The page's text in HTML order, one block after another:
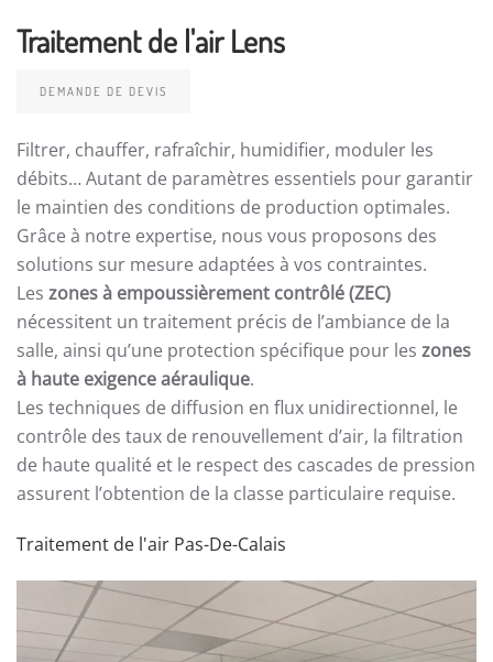
Traitement de l'air Lens
DEMANDE DE DEVIS
Filtrer, chauffer, rafraîchir, humidifier, moduler les
débits… Autant de paramètres essentiels pour garantir
le maintien des conditions de production optimales.
Grâce à notre expertise, nous vous proposons des
solutions sur mesure adaptées à vos contraintes.
Les zones à empoussièrement contrôlé (ZEC)
nécessitent un traitement précis de l’ambiance de la
salle, ainsi qu’une protection spécifique pour les zones
à haute exigence aéraulique.
Les techniques de diffusion en flux unidirectionnel, le
contrôle des taux de renouvellement d’air, la filtration
de haute qualité et le respect des cascades de pression
assurent l’obtention de la classe particulaire requise.
Traitement de l'air Pas-De-Calais